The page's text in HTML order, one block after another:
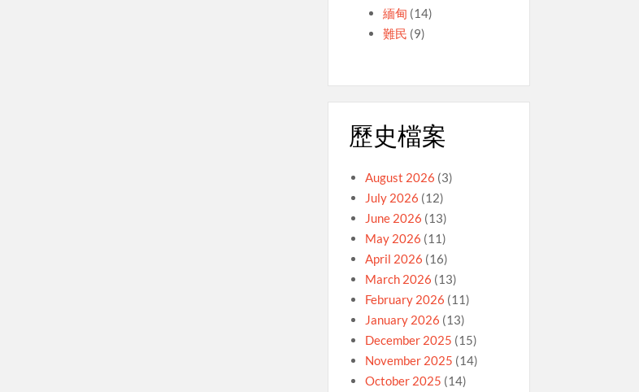
緬甸 (14)
難民 (9)
歷史檔案
August 2026 (3)
July 2026 (12)
June 2026 (13)
May 2026 (11)
April 2026 (16)
March 2026 (13)
February 2026 (11)
January 2026 (13)
December 2025 (15)
November 2025 (14)
October 2025 (14)